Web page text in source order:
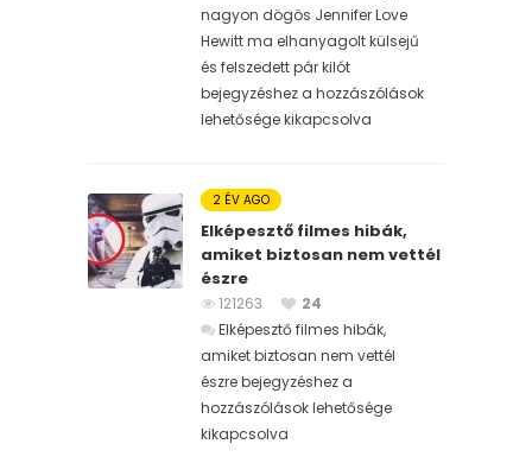
nagyon dögös Jennifer Love
Hewitt ma elhanyagolt külsejű
és felszedett pár kilót
bejegyzéshez a hozzászólások
lehetősége kikapcsolva
2 ÉV AGO
Elképesztő filmes hibák,
amiket biztosan nem vettél
észre
121263
24
Elképesztő filmes hibák,
amiket biztosan nem vettél
észre bejegyzéshez a
hozzászólások lehetősége
kikapcsolva